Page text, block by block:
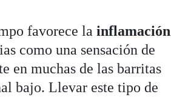
favorece la inflamación
como una sensación de
en muchas de las barritas
bajo. Llevar este tipo de